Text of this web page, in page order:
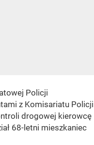
Policji
z Komisariatu Policji
drogowej kierowcę
68-letni mieszkaniec